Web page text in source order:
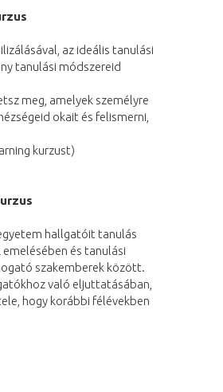
az ideális tanulási
tanulási módszereid
meg, amelyek személyre
okait és felismerni,
kurzust)
hallgatóit tanulás
és tanulási
szakemberek között.
való eljuttatásában,
hogy korábbi félévekben